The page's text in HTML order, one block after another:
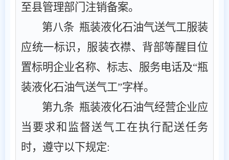
至县管理部门注销备案。
第八条 瓶装液化石油气送气工服装
应统一标识，服装衣襟、背部等醒目位
置标明企业名称、标志、服务电话及“瓶
装液化石油气送气工”字样。
第九条 瓶装液化石油气经营企业应
当要求和监督送气工在执行配送任务
时，遵守以下规定: